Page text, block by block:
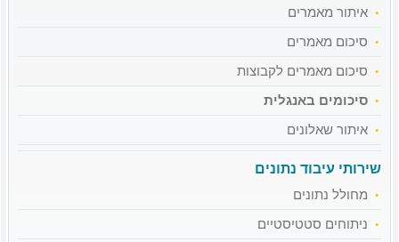
איתור מאמרים
סיכום מאמרים
סיכום מאמרים לקבוצות
סיכומים באנגלית
איתור שאלונים
שירותי עיבוד נתונים
מחולל נתונים
ניתוחים סטטיסטיים